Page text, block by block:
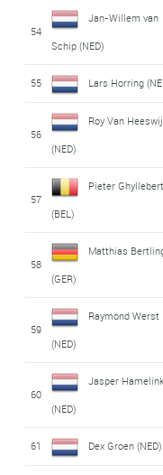
54
Jan-Willem van
Schip (NED)
55 Lars Horring
56
Roy Van
(NED)
57
Pieter Ghyllebert
(BEL)
58
Matthias
(GER)
59
Raymond Werst
(NED)
60
Jasper Hamelink
(NED)
61 Dex Groen (NED)